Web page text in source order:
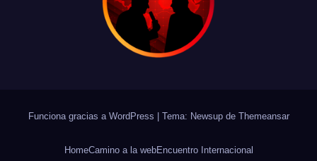
Funciona gracias a WordPress | Tema: Newsup de Themeansar
HomeCamino a la webEncuentro Internacional